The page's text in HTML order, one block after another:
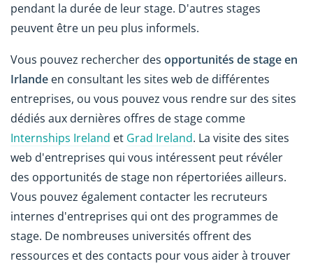
pendant la durée de leur stage. D'autres stages
peuvent être un peu plus informels.
Vous pouvez rechercher des opportunités de stage en
Irlande en consultant les sites web de différentes
entreprises, ou vous pouvez vous rendre sur des sites
dédiés aux dernières offres de stage comme
Internships Ireland et Grad Ireland. La visite des sites
web d'entreprises qui vous intéressent peut révéler
des opportunités de stage non répertoriées ailleurs.
Vous pouvez également contacter les recruteurs
internes d'entreprises qui ont des programmes de
stage. De nombreuses universités offrent des
ressources et des contacts pour vous aider à trouver